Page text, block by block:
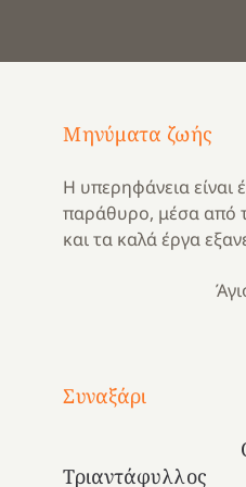
Μηνύματα ζωής
Η υπερηφάνεια είναι
παράθυρο, μέσα από
και τα καλά έργα
Συναξάρι
Τριαντάφυλλος
Μια
και
Κατασκηνωτικές